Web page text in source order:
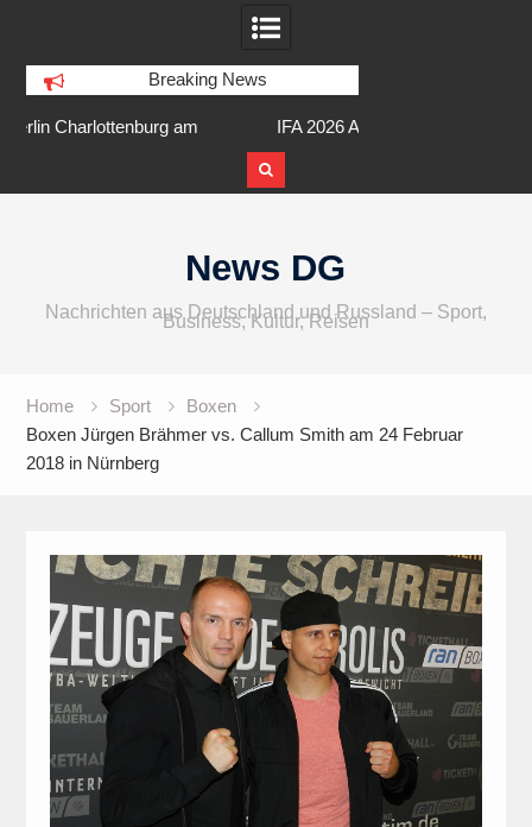
Breaking News
IFA 2026 Audio wird größer,
internationaler und vielfältiger
News DG
Nachrichten aus Deutschland und Russland – Sport,
Business, Kultur, Reisen
Home Sport
Boxen
Boxen Jürgen Brähmer vs. Callum Smith am 24 Februar
2018 in Nürnberg